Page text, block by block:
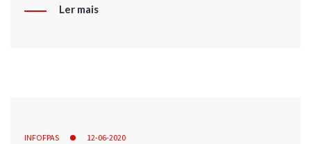
Ler mais
INFOFPAS 12-06-2020